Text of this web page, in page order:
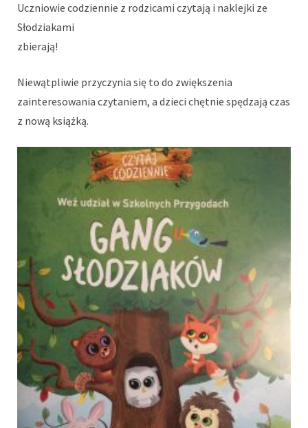
Uczniowie codziennie z rodzicami czytają i naklejki ze
Słodziakami
zbierają!
Niewątpliwie przyczynia się to do zwiększenia
zainteresowania czytaniem, a dzieci chętnie spędzają czas
z nową książką.